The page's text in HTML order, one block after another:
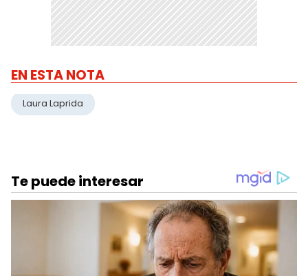
EN ESTA NOTA
Laura Laprida